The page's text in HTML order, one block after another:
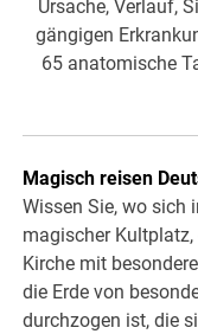
Ursache, Verlauf,
gängigen
65 anatomische
Magisch reisen
Wissen Sie, wo sich
magischer
Kirche mit
die Erde von
durchzogen ist, die